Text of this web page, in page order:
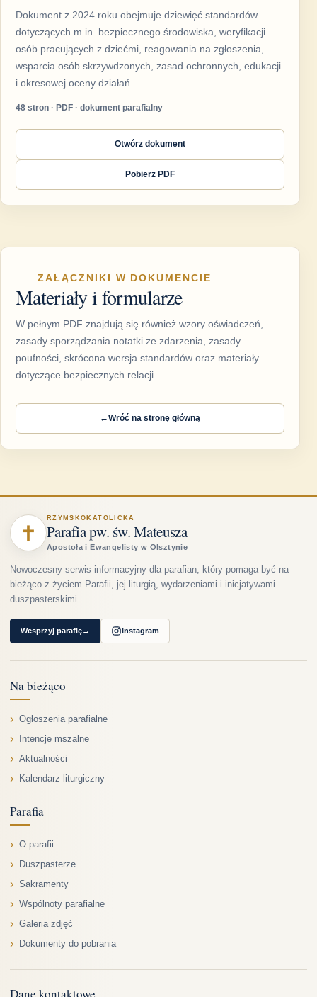
Dokument z 2024 roku obejmuje dziewięć standardów
dotyczących m.in. bezpiecznego środowiska, weryfikacji
osób pracujących z dziećmi, reagowania na zgłoszenia,
wsparcia osób skrzywdzonych, zasad ochronnych, edukacji
i okresowej oceny działań.
48 stron · PDF · dokument parafialny
Otwórz dokument
Pobierz PDF
ZAŁĄCZNIKI W DOKUMENCIE
Materiały i formularze
W pełnym PDF znajdują się również wzory oświadczeń,
zasady sporządzania notatki ze zdarzenia, zasady
poufności, skrócona wersja standardów oraz materiały
dotyczące bezpiecznych relacji.
←Wróć na stronę główną
✝ RZYMSKOKATOLICKA
Parafia pw. św. Mateusza
Apostoła i Ewangelisty w Olsztynie
Nowoczesny serwis informacyjny dla parafian, który pomaga być na
bieżąco z życiem Parafii, jej liturgią, wydarzeniami i inicjatywami
duszpasterskimi.
Wesprzyj parafię→ Instagram
Na bieżąco
Ogłoszenia parafialne
Intencje mszalne
Aktualności
Kalendarz liturgiczny
Parafia
O parafii
Duszpasterze
Sakramenty
Wspólnoty parafialne
Galeria zdjęć
Dokumenty do pobrania